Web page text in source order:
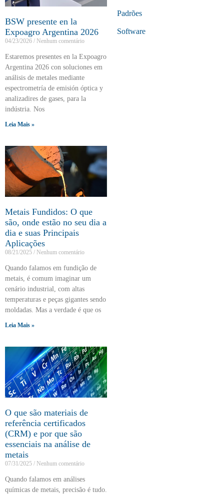
BSW presente en la
Expoagro Argentina 2026
04/23/2026 Nenhum comentário
Estaremos presentes en la Expoagro
Argentina 2026 con soluciones em
análisis de metales mediante
espectrometría de emisión óptica y
analizadires de gases, para la
indústria. Nos
Leia Mais »
Metais Fundidos: O que
são, onde estão no seu dia a
dia e suas Principais
Aplicações
08/21/2025 Nenhum comentário
Quando falamos em fundição de
metais, é comum imaginar um
cenário industrial, com altas
temperaturas e peças gigantes sendo
moldadas. Mas a verdade é que os
Leia Mais »
O que são materiais de
referência certificados
(CRM) e por que são
essenciais na análise de
metais
07/31/2025 Nenhum comentário
Quando falamos em análises
químicas de metais, precisão é tudo.
Padrões
Software